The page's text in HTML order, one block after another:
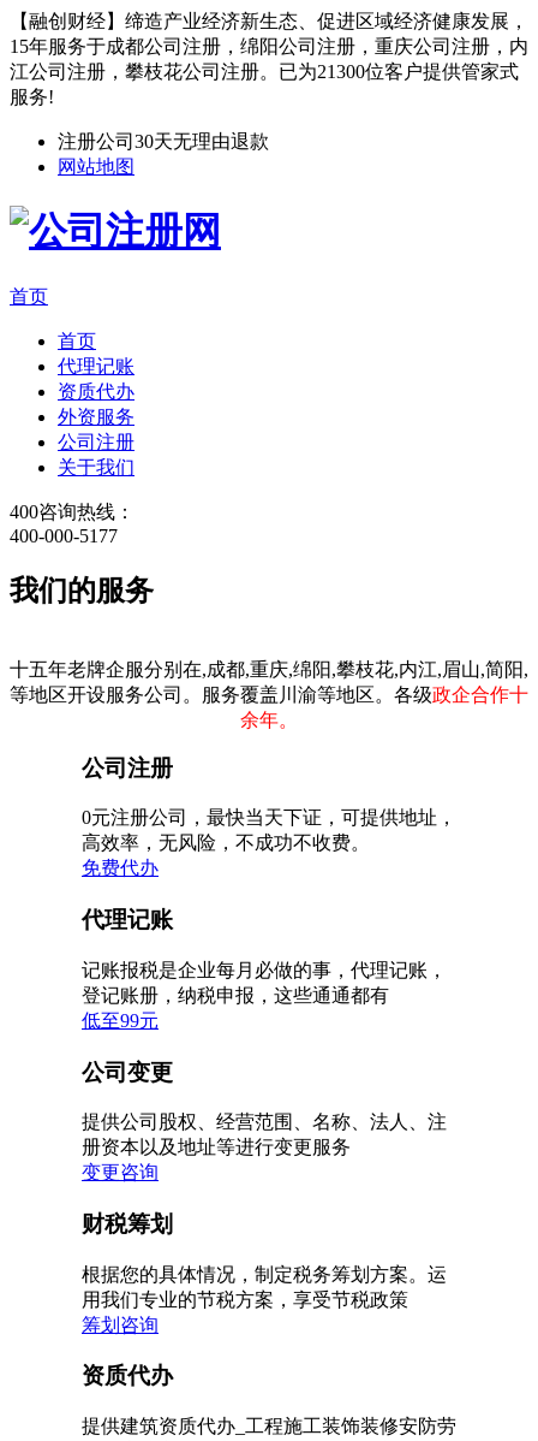
【融创财经】缔造产业经济新生态、促进区域经济健康发展，
15年服务于成都公司注册，绵阳公司注册，重庆公司注册，内
江公司注册，攀枝花公司注册。已为21300位客户提供管家式
服务!
注册公司30天无理由退款
网站地图
首页
首页
代理记账
资质代办
外资服务
公司注册
关于我们
400咨询热线：
400-000-5177
我们的服务
十五年老牌企服分别在,成都,重庆,绵阳,攀枝花,内江,眉山,简阳,
等地区开设服务公司。服务覆盖川渝等地区。各级政企合作十
余年。
公司注册
0元注册公司，最快当天下证，可提供地址，
高效率，无风险，不成功不收费。
免费代办
代理记账
记账报税是企业每月必做的事，代理记账，
登记账册，纳税申报，这些通通都有
低至99元
公司变更
提供公司股权、经营范围、名称、法人、注
册资本以及地址等进行变更服务
变更咨询
财税筹划
根据您的具体情况，制定税务筹划方案。运
用我们专业的节税方案，享受节税政策
筹划咨询
资质代办
提供建筑资质代办_工程施工装饰装修安防劳